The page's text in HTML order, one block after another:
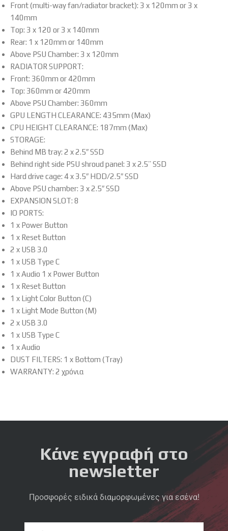
Front (multi-way fan/radiator bracket): 3 x 120mm or 3 x
140mm
Top: 3 x 120 or 3 x 140mm
Rear: 1 x 120mm or 140mm
Above PSU Chamber: 3 x 120mm
RADIATOR SUPPORT:
Front: 360mm or 420mm
Top: 360mm or 420mm
Above PSU Chamber: 360mm
GPU LENGTH CLEARANCE: 435mm (Max)
CPU HEIGHT CLEARANCE: 187mm (Max)
STORAGE:
Behind MB tray: 2 x 2.5″ SSD
Behind right side PSU shroud panel: 3 x 2.5’’ SSD
Hard drive cage: 4 x 3.5″ HDD/2.5″ SSD
Above PSU chamber: 3 x 2.5″ SSD
EXPANSION SLOT: 8
IO PORTS:
1 x Power Button
1 x Reset Button
2 x USB 3.0
1 x USB Type C
1 x Audio 1 x Power Button
1 x Reset Button
1 x Light Color Button (C)
1 x Light Mode Button (M)
2 x USB 3.0
1 x USB Type C
1 x Audio
DUST FILTERS: 1 x Bottom (Tray)
WARRANTY: 2 χρόνια
Κάνε εγγραφή στο
newsletter
Προσφορές ειδικά διαμορφωμένες για εσένα!